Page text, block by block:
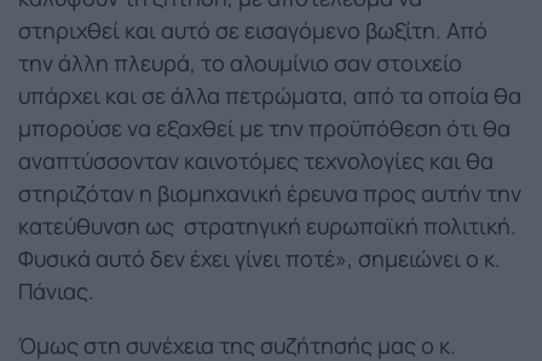
στηριχθεί και αυτό σε εισαγόμενο βωξίτη. Από
την άλλη πλευρά, το αλουμίνιο σαν στοιχείο
υπάρχει και σε άλλα πετρώματα, από τα οποία θα
μπορούσε να εξαχθεί με την προϋπόθεση ότι θα
αναπτύσσονταν καινοτόμες τεχνολογίες και θα
στηριζόταν η βιομηχανική έρευνα προς αυτήν την
κατεύθυνση ως στρατηγική ευρωπαϊκή πολιτική.
Φυσικά αυτό δεν έχει γίνει ποτέ», σημειώνει ο κ.
Πάνιας.
Όμως στη συνέχεια της συζήτησής μας ο κ.